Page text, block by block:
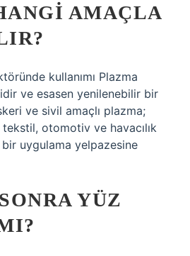
AMAÇLA
kullanımı Plazma
ve esasen yenilenebilir bir
ve sivil amaçlı plazma;
otomotiv ve havacılık
uygulama yelpazesine
YÜZ